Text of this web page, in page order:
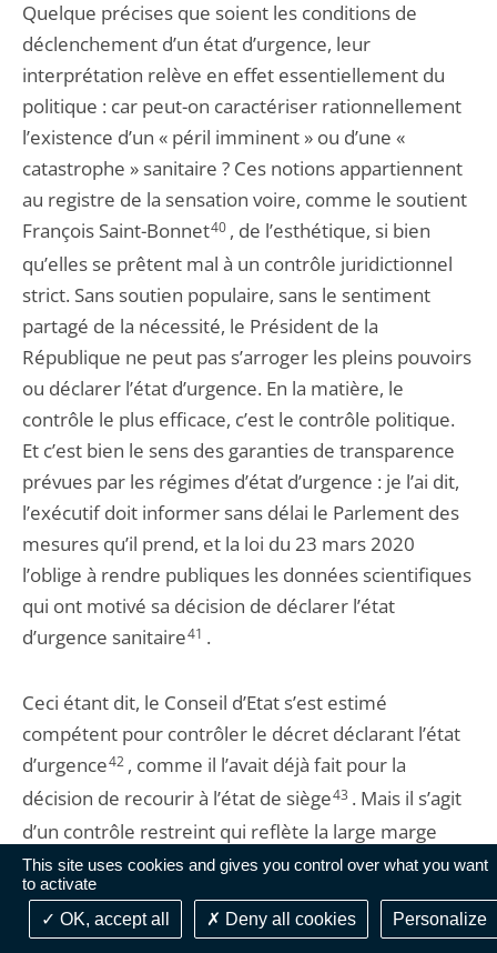
This site uses cookies and gives you control over what you want
to activate
OK, accept all
Deny all cookies Personalize
Quelque précises que soient les conditions de
déclenchement d’un état d’urgence, leur
interprétation relève en effet essentiellement du
politique : car peut-on caractériser rationnellement
l’existence d’un « péril imminent » ou d’une «
catastrophe » sanitaire ? Ces notions appartiennent
au registre de la sensation voire, comme le soutient
François Saint-Bonnet40, de l’esthétique, si bien
qu’elles se prêtent mal à un contrôle juridictionnel
strict. Sans soutien populaire, sans le sentiment
partagé de la nécessité, le Président de la
République ne peut pas s’arroger les pleins pouvoirs
ou déclarer l’état d’urgence. En la matière, le
contrôle le plus efficace, c’est le contrôle politique.
Et c’est bien le sens des garanties de transparence
prévues par les régimes d’état d’urgence : je l’ai dit,
l’exécutif doit informer sans délai le Parlement des
mesures qu’il prend, et la loi du 23 mars 2020
l’oblige à rendre publiques les données scientifiques
qui ont motivé sa décision de déclarer l’état
d’urgence sanitaire41 .
Ceci étant dit, le Conseil d’Etat s’est estimé
compétent pour contrôler le décret déclarant l’état
d’urgence42, comme il l’avait déjà fait pour la
décision de recourir à l’état de siège43 . Mais il s’agit
d’un contrôle restreint qui reflète la large marge
d’appréciation dont dispose, de fait, le chef de l’Etat
pour prendre une telle décision. Les mêmes
considérations déterminent la manière dont le juge